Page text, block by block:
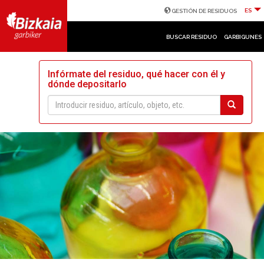
GESTIÓN DE RESIDUOS ES
BUSCAR RESIDUO GARBIGUNES
Infórmate del residuo, qué hacer con él y
dónde depositarlo